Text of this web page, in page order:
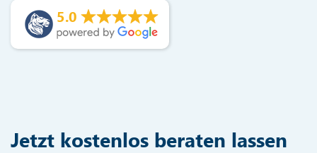
5.0
Jetzt kostenlos beraten lassen